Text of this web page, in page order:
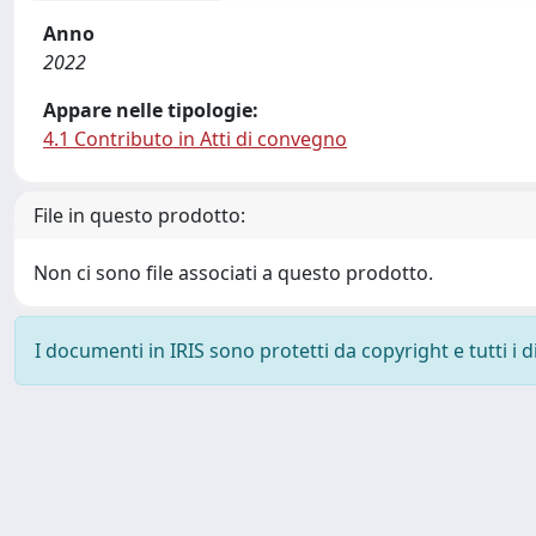
Anno
2022
Appare nelle tipologie:
4.1 Contributo in Atti di convegno
File in questo prodotto:
Non ci sono file associati a questo prodotto.
I documenti in IRIS sono protetti da copyright e tutti i